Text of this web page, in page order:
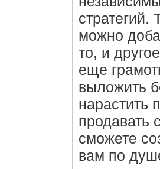
стратегий.
можно
то, и
еще
выложить
нарастить
продавать
сможете
вам по